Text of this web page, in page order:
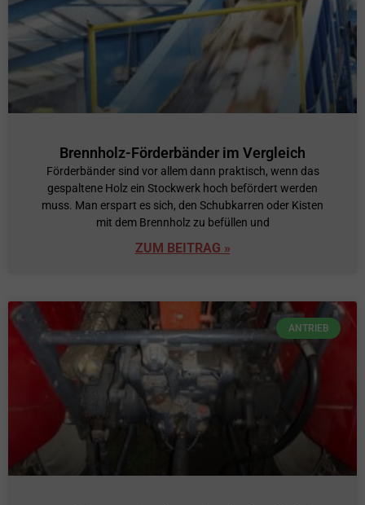
Brennholz-Förderbänder im Vergleich
Förderbänder sind vor allem dann praktisch, wenn das
gespaltene Holz ein Stockwerk hoch befördert werden
muss. Man erspart es sich, den Schubkarren oder Kisten
mit dem Brennholz zu befüllen und
ZUM BEITRAG »
ANTRIEB